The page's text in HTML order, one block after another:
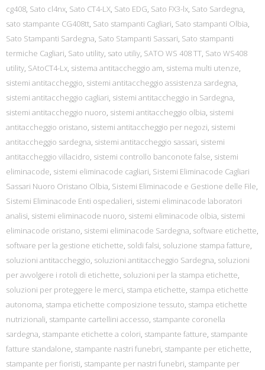
cg408, Sato cl4nx, Sato CT4-LX, Sato EDG, Sato FX3-lx, Sato Sardegna,
sato stampante CG408tt, Sato stampanti Cagliari, Sato stampanti Olbia,
Sato Stampanti Sardegna, Sato Stampanti Sassari, Sato stampanti
termiche Cagliari, Sato utility, sato utiliy, SATO WS 408 TT, Sato WS408
utility, SAtoCT4-Lx, sistema antitaccheggio am, sistema multi utenze,
sistemi antitaccheggio, sistemi antitaccheggio assistenza sardegna,
sistemi antitaccheggio cagliari, sistemi antitaccheggio in Sardegna,
sistemi antitaccheggio nuoro, sistemi antitaccheggio olbia, sistemi
antitaccheggio oristano, sistemi antitaccheggio per negozi, sistemi
antitaccheggio sardegna, sistemi antitaccheggio sassari, sistemi
antitaccheggio villacidro, sistemi controllo banconote false, sistemi
eliminacode, sistemi eliminacode cagliari, Sistemi Eliminacode Cagliari
Sassari Nuoro Oristano Olbia, Sistemi Eliminacode e Gestione delle File,
Sistemi Eliminacode Enti ospedalieri, sistemi eliminacode laboratori
analisi, sistemi eliminacode nuoro, sistemi eliminacode olbia, sistemi
eliminacode oristano, sistemi eliminacode Sardegna, software etichette,
software per la gestione etichette, soldi falsi, soluzione stampa fatture,
soluzioni antitaccheggio, soluzioni antitaccheggio Sardegna, soluzioni
per avvolgere i rotoli di etichette, soluzioni per la stampa etichette,
soluzioni per proteggere le merci, stampa etichette, stampa etichette
autonoma, stampa etichette composizione tessuto, stampa etichette
nutrizionali, stampante cartellini accesso, stampante coronella
sardegna, stampante etichette a colori, stampante fatture, stampante
fatture standalone, stampante nastri funebri, stampante per etichette,
stampante per fioristi, stampante per nastri funebri, stampante per